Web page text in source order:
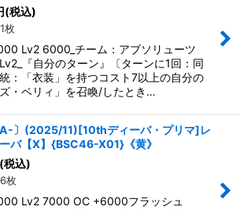
(税込)
枚
Lv2 6000_チーム：アブソリューツ
Lv2_『自分のターン』〔ターンに1回：同
：「衣装」を持つコスト7以上の自分の
ズ・ベリィ」を召喚/したとき…
A-〕(2025/11)[10thディーバ・プリマ]レ
バ【X】{BSC46-X01}《黄》
(税込)
枚
Lv2 7000 OC +6000フラッシュ